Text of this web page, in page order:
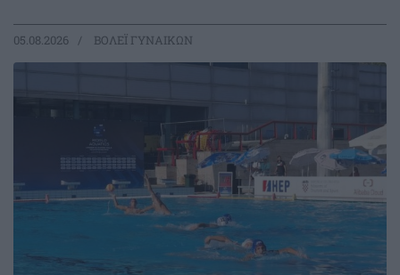
05.08.2026 ΒΟΛΕΪ ΓΥΝΑΙΚΩΝ